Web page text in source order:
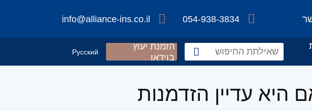
054-938-3834
info@alliance-ins.co.il
הזמנת יעוץ
בוידאו
Русский
היא עדיין הזדמנות